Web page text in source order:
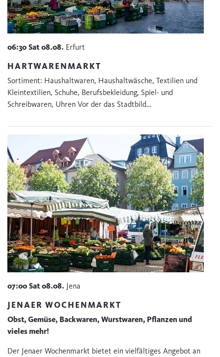
06:30 Sat 08.08. Erfurt
HARTWARENMARKT
Sortiment: Haushaltwaren, Haushaltwäsche, Textilien und
Kleintextilien, Schuhe, Berufsbekleidung, Spiel- und
Schreibwaren, Uhren Vor der das Stadtbild…
07:00 Sat 08.08. Jena
JENAER WOCHENMARKT
Obst, Gemüse, Backwaren, Wurstwaren, Pflanzen und
vieles mehr!
Der Jenaer Wochenmarkt bietet ein vielfältiges Angebot an